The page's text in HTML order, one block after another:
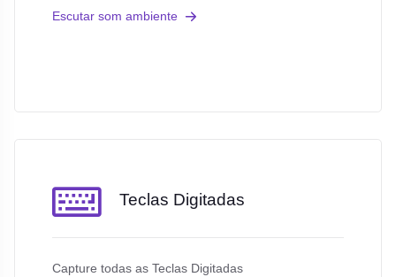
Escutar som ambiente
Teclas Digitadas
Capture todas as Teclas Digitadas